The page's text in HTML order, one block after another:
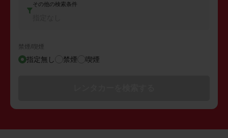
その他の検索条件
禁煙/喫煙
指定無し 禁煙 喫煙